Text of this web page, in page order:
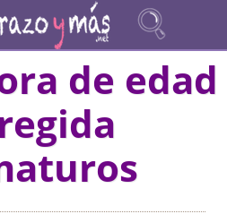
de edad